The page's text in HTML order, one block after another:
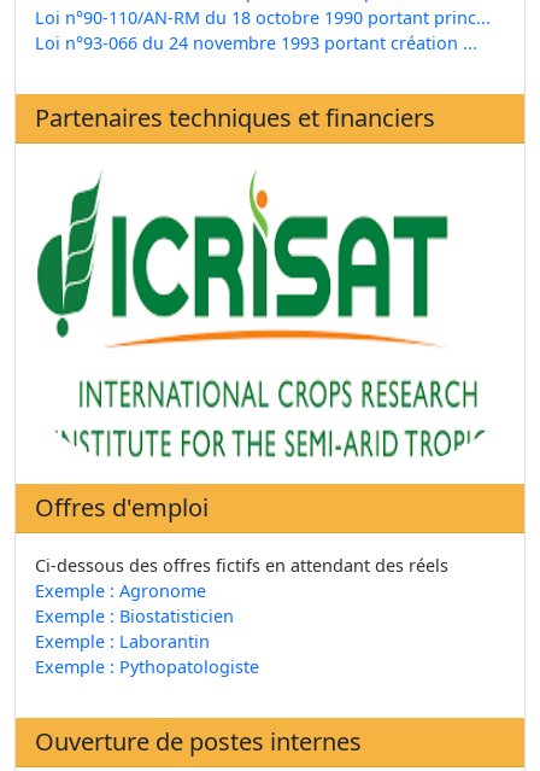
Loi n°90-110/AN-RM du 18 octobre 1990 portant princ...
Loi n°93-066 du 24 novembre 1993 portant création ...
Partenaires techniques et financiers
Offres d'emploi
Ci-dessous des offres fictifs en attendant des réels
Exemple : Agronome
Exemple : Biostatisticien
Exemple : Laborantin
Exemple : Pythopatologiste
Ouverture de postes internes